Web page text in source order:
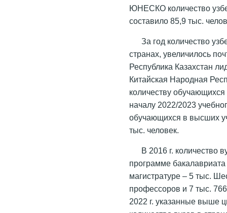
ЮНЕСКО количество
составило 85,9 тыс.
За год количество
странах, увеличилось
Республика Казахстан
Китайская Народная
количеству
началу 2022/2023
обучающихся в высших
тыс. человек.
В 2016 г. количество
программе
магистратуре – 5 тыс.
профессоров и 7 тыс.
2022 г. указанные выше